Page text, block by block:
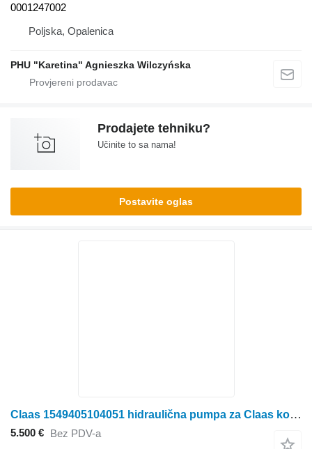
0001247002
Poljska, Opalenica
PHU "Karetina" Agnieszka Wilczyńska
Prodajete tehniku?
Učinite to sa nama!
Postavite oglas
Claas 1549405104051 hidraulična pumpa za Claas kombajna za žito
5.500 € Bez PDV-a